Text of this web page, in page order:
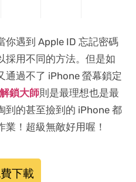
你遇到 Apple ID 忘記密碼
採用不同的方法。但是如
通過不了 iPhone 螢幕鎖定
鎖大師則是最理想也是最
到的甚至撿到的 iPhone 都
！超級無敵好用喔！
下載